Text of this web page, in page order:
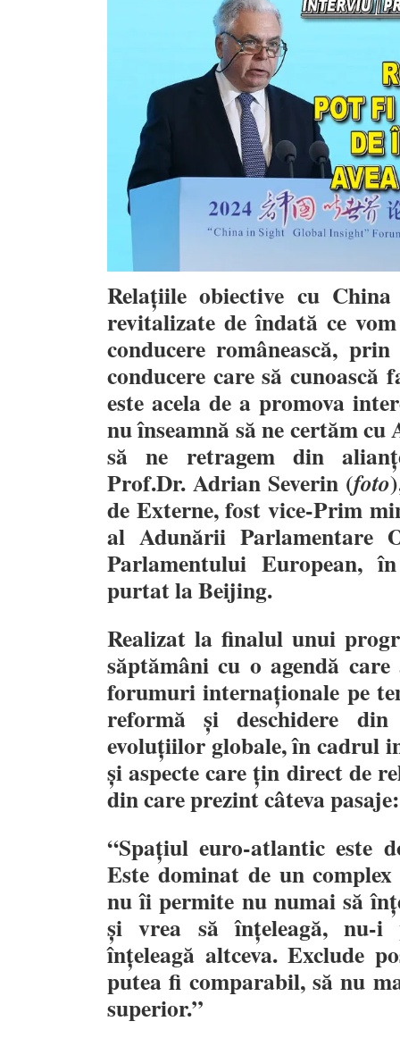
Relațiile obiective cu
revitalizate deîndată ce
conducere românească,
conducere care să
este acela de a promova
nuînseamnă să ne certăm
să ne retragem din alianț
Prof.Dr. Adrian Severin (foto
de Externe, fost vice-Prim
al Adunării Parlamentare
Parlamentului European,
purtat la Beijing.
Realizat la finalul unui
săptămâni cu o agendă
forumuri internaționale pe
reformă și deschidere
evoluțiilor globale, în cadrul
și aspecte care țin direct de
din care prezint câteva pasaje:
“Spațiul euro-atlantic este
Este dominat de un
nu îi permite nu numai săînț
și vrea săînțeleagă, nu-
înțeleagă altceva. Exclude
putea fi comparabil, să nu
superior.”